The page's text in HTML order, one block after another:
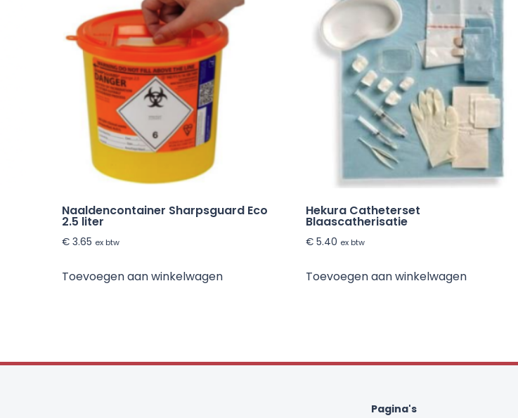
Naaldencontainer Sharpsguard Eco
2.5 liter
€3.65 ex btw
Toevoegen aan winkelwagen
Hekura Catheterset
Blaascatherisatie
€ 5.40 ex btw
Toevoegen aan winkelwagen
Pagina's